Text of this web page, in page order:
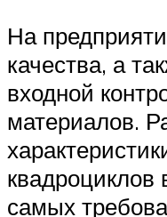
На
качества, а
входной
материалов.
квадроциклов
самых